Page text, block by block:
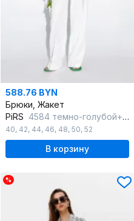
588.76 BYN
Брюки, Жакет
PiRS 4584 темно-голубой+белый
40, 42, 44, 46, 48, 50, 52
В корзину
%